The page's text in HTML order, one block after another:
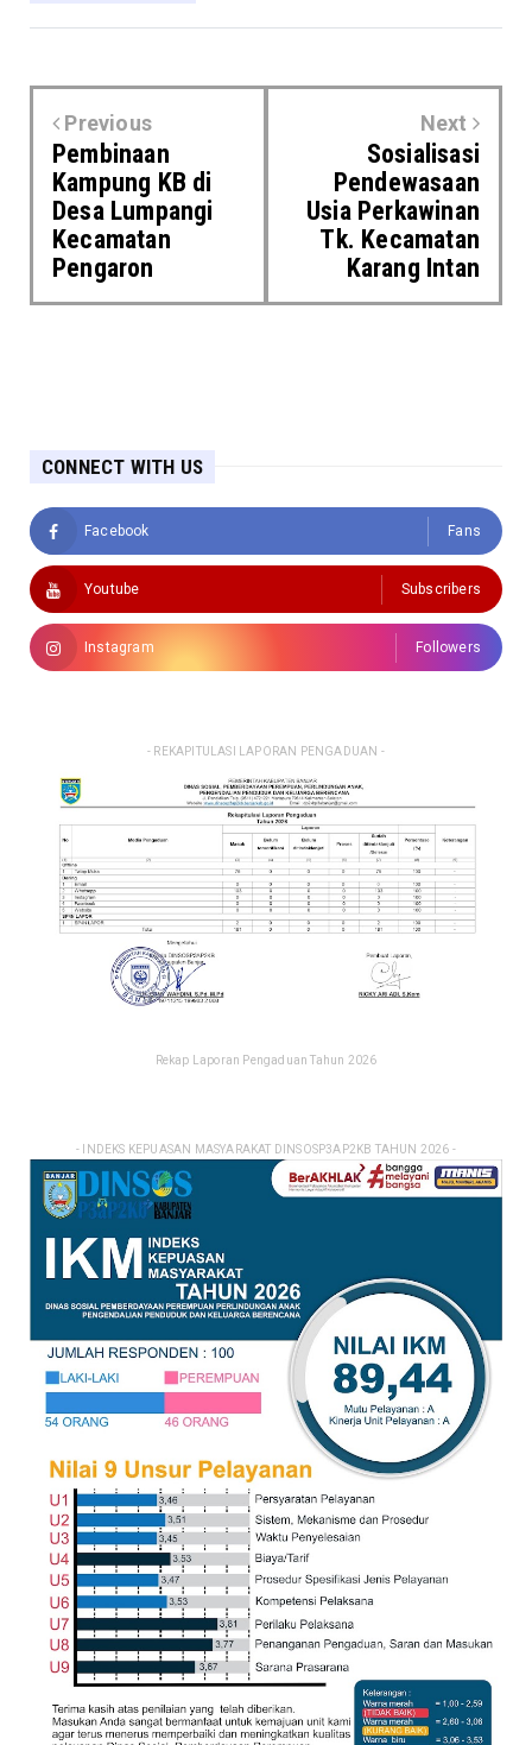
Previous
Pembinaan
Kampung KB di
Desa Lumpangi
Kecamatan
Pengaron
Next
Sosialisasi
Pendewasaan
Usia Perkawinan
Tk. Kecamatan
Karang Intan
CONNECT WITH US
Facebook Fans
Youtube Subscribers
Instagram Followers
- REKAPITULASI LAPORAN PENGADUAN -
Rekap Laporan Pengaduan Tahun 2026
- INDEKS KEPUASAN MASYARAKAT DINSOSP3AP2KB TAHUN 2026 -